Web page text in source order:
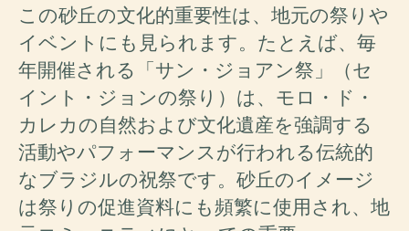
この砂丘の文化的重要性は、地元の祭りや
イベントにも見られます。たとえば、毎
年開催される「サン・ジョアン祭」（セ
イント・ジョンの祭り）は、モロ・ド・
カレカの自然および文化遺産を強調する
活動やパフォーマンスが行われる伝統的
なブラジルの祝祭です。砂丘のイメージ
は祭りの促進資料にも頻繁に使用され、地